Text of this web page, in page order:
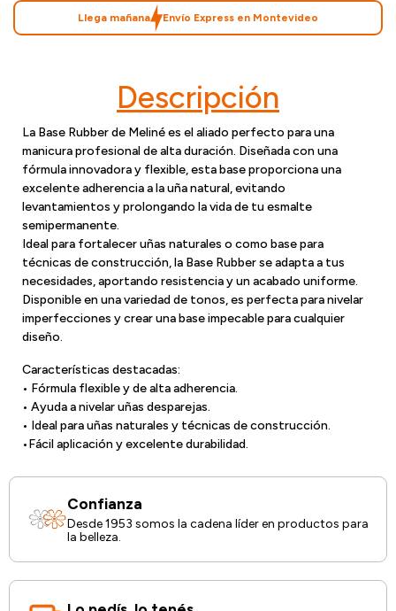
Llega mañana Envío Express en Montevideo
Descripción
La Base Rubber de Meliné es el aliado perfecto para una
manicura profesional de alta duración. Diseñada con una
fórmula innovadora y flexible, esta base proporciona una
excelente adherencia a la uña natural, evitando
levantamientos y prolongando la vida de tu esmalte
semipermanente.
Ideal para fortalecer uñas naturales o como base para
técnicas de construcción, la Base Rubber se adapta a tus
necesidades, aportando resistencia y un acabado uniforme.
Disponible en una variedad de tonos, es perfecta para nivelar
imperfecciones y crear una base impecable para cualquier
diseño.
Características destacadas:
• Fórmula flexible y de alta adherencia.
• Ayuda a nivelar uñas desparejas.
• Ideal para uñas naturales y técnicas de construcción.
•Fácil aplicación y excelente durabilidad.
Confianza
Desde 1953 somos la cadena líder en productos para
la belleza.